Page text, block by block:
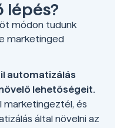
lépés?
öt módon tudunk
marketinged
automatizálás
lehetőségeit.
marketingeztél, és
által növelni az